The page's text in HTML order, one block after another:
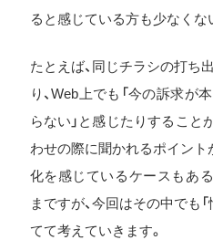
ると感じている方も少なくな
たとえば、同じチラシの打ち
り、Web上でも「今の訴求が
らない」と感じたりすること
わせの際に聞かれるポイント
化を感じているケースもあ
まですが、今回はその中でも
てて考えていきます。